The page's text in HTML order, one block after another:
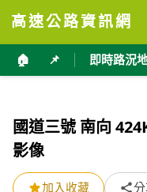
高速公路資訊網
🏠 📌 即時路況
國道三號 南向
影像
加入收藏